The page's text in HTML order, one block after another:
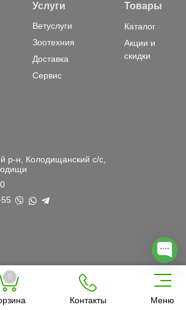
0
Контакты Меню
Услуги
Ветуслуги
Доставка
Сервис
Зоотехния
Товары
Каталог
Акции и
скидки
р-н, Колодищанский с/с,
Рейтинг «Анкар-имэк»
в Яндекс
Оценка: 5,0